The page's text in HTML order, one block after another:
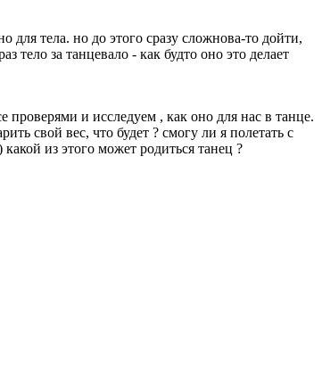
для тела. но до этого сразу сложнова-то дойти,
тело за танцевало - как будто оно это делает
и исследуем , как оно для нас в танце.
свой вес, что будет ? смогу ли я полетать с
из этого может родиться танец ?